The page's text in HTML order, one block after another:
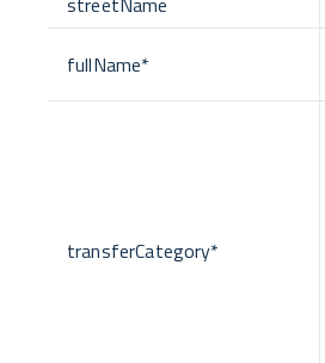
fullName*
transferCategory*